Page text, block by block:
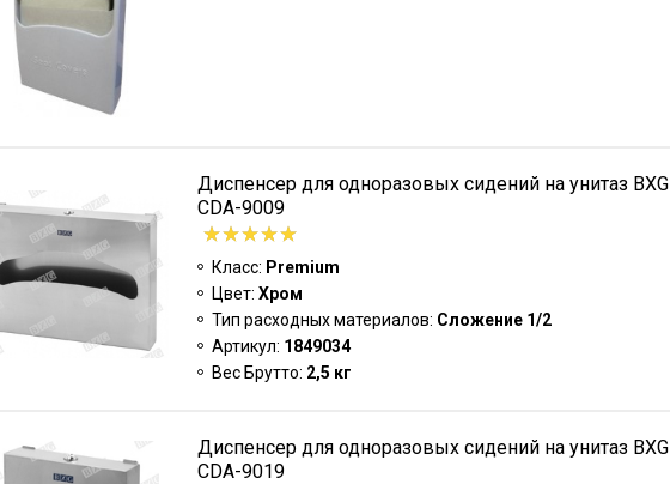
Диспенсер для одноразовых сидений на унитаз BXG
CDA-9009
Класс: Premium
Цвет: Хром
Тип расходных материалов: Сложение 1/2
Артикул: 1849034
Вес Брутто: 2,5 кг
Диспенсер для одноразовых сидений на унитаз BXG
CDA-9019